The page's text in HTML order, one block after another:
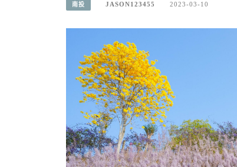
南投 JASON123455 2023-03-10